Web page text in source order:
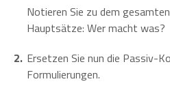
Notieren Sie zu dem
Hauptsätze: Wer macht was?
Ersetzen Sie nun die Passiv-
Formulierungen.